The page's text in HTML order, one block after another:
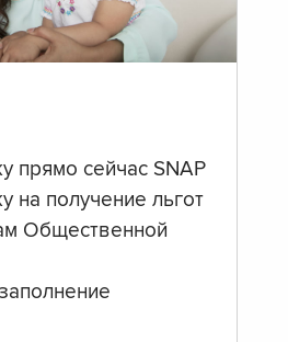
прямо сейчас SNAP
на получение льгот
Общественной